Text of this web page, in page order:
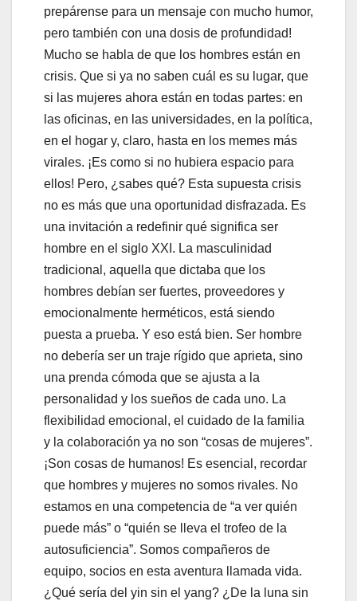
prepárense para un mensaje con mucho humor,
pero también con una dosis de profundidad!
Mucho se habla de que los hombres están en
crisis. Que si ya no saben cuál es su lugar, que
si las mujeres ahora están en todas partes: en
las oficinas, en las universidades, en la política,
en el hogar y, claro, hasta en los memes más
virales. ¡Es como si no hubiera espacio para
ellos! Pero, ¿sabes qué? Esta supuesta crisis
no es más que una oportunidad disfrazada. Es
una invitación a redefinir qué significa ser
hombre en el siglo XXI. La masculinidad
tradicional, aquella que dictaba que los
hombres debían ser fuertes, proveedores y
emocionalmente herméticos, está siendo
puesta a prueba. Y eso está bien. Ser hombre
no debería ser un traje rígido que aprieta, sino
una prenda cómoda que se ajusta a la
personalidad y los sueños de cada uno. La
flexibilidad emocional, el cuidado de la familia
y la colaboración ya no son “cosas de mujeres”.
¡Son cosas de humanos! Es esencial, recordar
que hombres y mujeres no somos rivales. No
estamos en una competencia de “a ver quién
puede más” o “quién se lleva el trofeo de la
autosuficiencia”. Somos compañeros de
equipo, socios en esta aventura llamada vida.
¿Qué sería del yin sin el yang? ¿De la luna sin